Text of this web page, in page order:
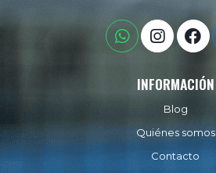
INFORMACIÓN
Blog
Quiénes somos
Contacto